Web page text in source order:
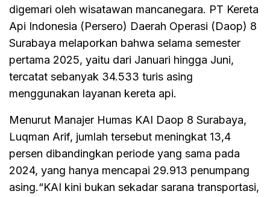
digemari oleh wisatawan mancanegara. PT Kereta
Api Indonesia (Persero) Daerah Operasi (Daop) 8
Surabaya melaporkan bahwa selama semester
pertama 2025, yaitu dari Januari hingga Juni,
tercatat sebanyak 34.533 turis asing
menggunakan layanan kereta api.
Menurut Manajer Humas KAI Daop 8 Surabaya,
Luqman Arif, jumlah tersebut meningkat 13,4
persen dibandingkan periode yang sama pada
2024, yang hanya mencapai 29.913 penumpang
asing.“KAI kini bukan sekadar sarana transportasi,